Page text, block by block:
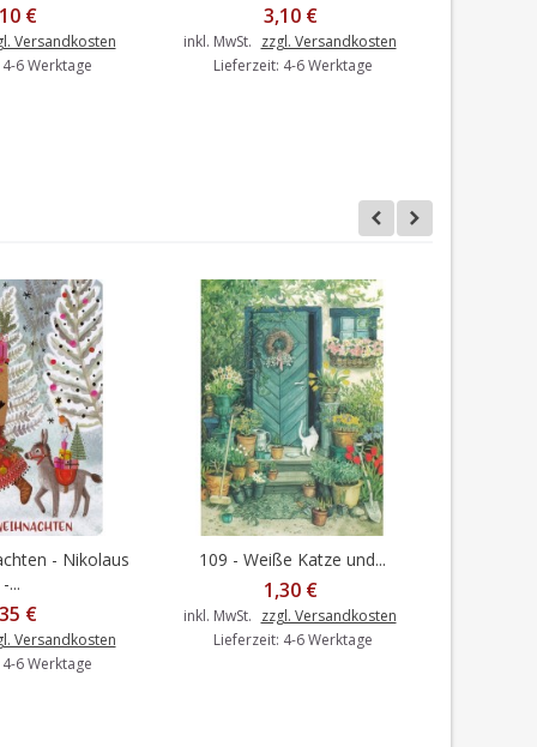
€
Versandkosten
6 Werktage
3,10 €
inkl. MwSt. zzgl. Versandkosten
Lieferzeit: 4-6 Werktage
Warenkorb- Nikolaus
-...
€
Versandkosten
6 Werktage
In den Warenkorb
109 - Weiße Katze und...
1,30 €
inkl. MwSt. zzgl. Versandkosten
Lieferzeit: 4-6 Werktage